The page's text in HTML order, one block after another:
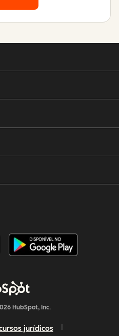
HubSpot, Inc.
jurídicos